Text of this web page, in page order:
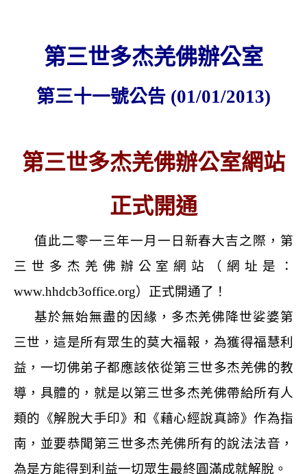
第三世多杰羌佛辦公室
第三十一號公告 (01/01/2013)
第三世多杰羌佛辦公室網站
正式開通
值此二零一三年一月一日新春大吉之際，第
三世多杰羌佛辦公室網站（網址是：
www.hhdcb3office.org）正式開通了！
基於無始無盡的因緣，多杰羌佛降世娑婆第
三世，這是所有眾生的莫大福報，為獲得福慧利
益，一切佛弟子都應該依從第三世多杰羌佛的教
導，具體的，就是以第三世多杰羌佛帶給所有人
類的《解脫大手印》和《藉心經說真諦》作為指
南，並要恭聞第三世多杰羌佛所有的說法法音，
為是方能得到利益一切眾生最終圓滿成就解脫。